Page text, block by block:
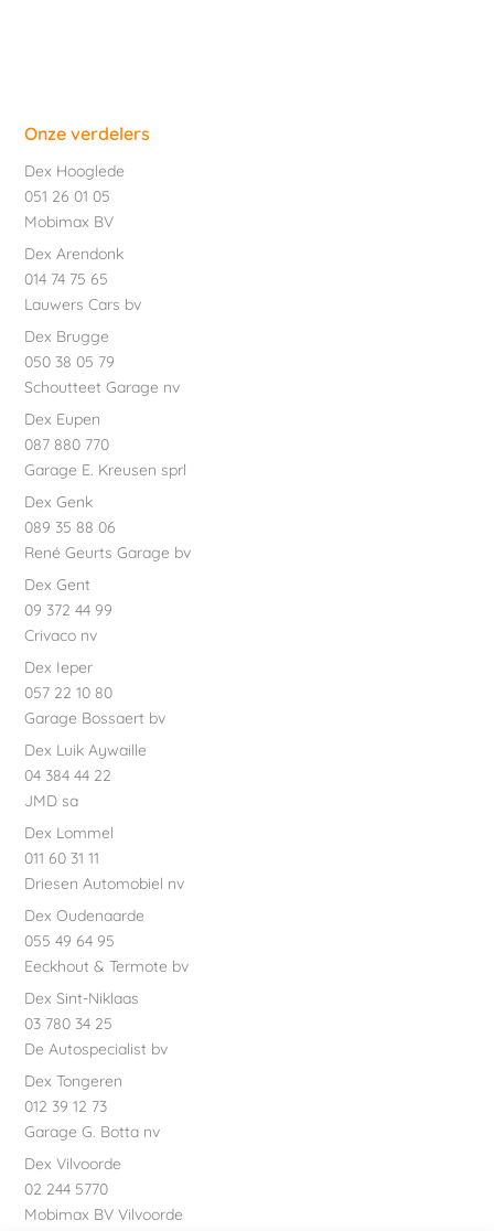
Onze verdelers
Dex Hooglede
051 26 01 05
Mobimax BV
Dex Arendonk
014 74 75 65
Lauwers Cars bv
Dex Brugge
050 38 05 79
Schoutteet Garage nv
Dex Eupen
087 880 770
Garage E. Kreusen sprl
Dex Genk
089 35 88 06
René Geurts Garage bv
Dex Gent
09 372 44 99
Crivaco nv
Dex Ieper
057 22 10 80
Garage Bossaert bv
Dex Luik Aywaille
04 384 44 22
JMD sa
Dex Lommel
011 60 31 11
Driesen Automobiel nv
Dex Oudenaarde
055 49 64 95
Eeckhout & Termote bv
Dex Sint-Niklaas
03 780 34 25
De Autospecialist bv
Dex Tongeren
012 39 12 73
Garage G. Botta nv
Dex Vilvoorde
02 244 5770
Mobimax BV Vilvoorde